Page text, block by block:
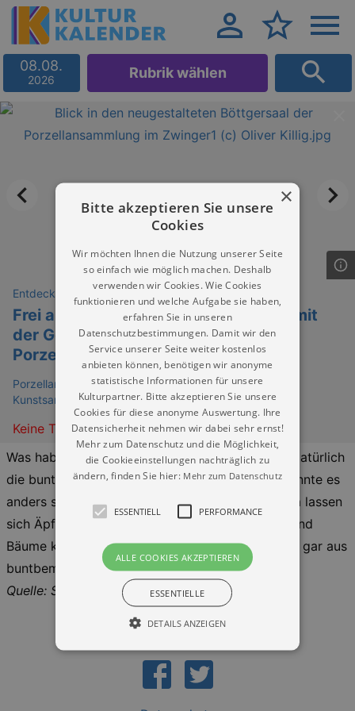
08.08.
2026 Rubrik wählen
Entdeckungen
Frei ab Drei! - Die Drachen sind los – mit
der Geschichtenerzählerin auf in die
Porzellansammlung:
Porzellansammlung im Zwinger Dresden - Staatliche
Kunstsammlungen Dresden
Keine Termine
Was haben Blätter, Äpfel und Kürbisse gemein? Natürlich
die bunten Farben und den Herbst! Und - wie könnte es
anders sein - die wunderbarsten Geschichten. Da lassen
sich Äpfel nicht pflücken, Kürbisse nicht ernten und
Bäume können reden. Und manche Pflanzen sind gar aus
buntbemaltem Porzellan. Es erzählt: Jule Richter
Quelle: Staatliche Kunstsammlungen Dresden
×
Bitte akzeptieren Sie unsere
Cookies
Wir möchten Ihnen die Nutzung unserer Seite
so einfach wie möglich machen. Deshalb
verwenden wir Cookies. Wie Cookies
funktionieren und welche Aufgabe sie haben,
erfahren Sie in unseren
Datenschutzbestimmungen. Damit wir den
Service unserer Seite weiter kostenlos
anbieten können, benötigen wir anonyme
statistische Informationen für unsere
Kulturpartner. Bitte akzeptieren Sie unsere
Cookies für diese anonyme Auswertung. Ihre
Datensicherheit nehmen wir dabei sehr ernst!
Mehr zum Datenschutz und die Möglichkeit,
die Cookieeinstellungen nachträglich zu
ändern, finden Sie hier: Mehr zum Datenschutz
ESSENTIELL PERFORMANCE
ALLE COOKIES AKZEPTIEREN
ESSENTIELLE
DETAILS ANZEIGEN
Performance